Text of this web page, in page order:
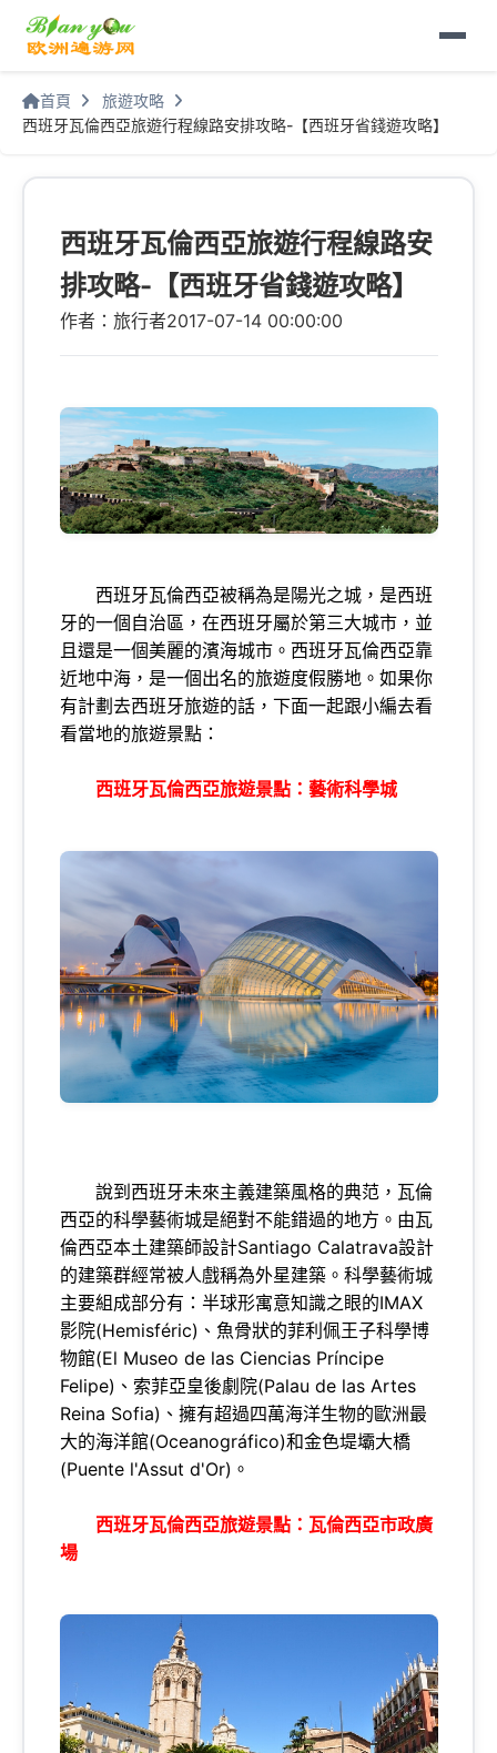
首頁
旅遊攻略
西班牙瓦倫西亞旅遊行程線路安排攻略-【西班牙省錢遊攻略】
西班牙瓦倫西亞旅遊行程線路安
排攻略-【西班牙省錢遊攻略】
作者：旅行者2017-07-14 00:00:00
西班牙瓦倫西亞被稱為是陽光之城，是西班
牙的一個自治區，在西班牙屬於第三大城市，並
且還是一個美麗的濱海城市。西班牙瓦倫西亞靠
近地中海，是一個出名的旅遊度假勝地。如果你
有計劃去西班牙旅遊的話，下面一起跟小編去看
看當地的旅遊景點：
西班牙瓦倫西亞旅遊景點：藝術科學城
說到西班牙未來主義建築風格的典范，瓦倫
西亞的科學藝術城是絕對不能錯過的地方。由瓦
倫西亞本土建築師設計Santiago Calatrava設計
的建築群經常被人戲稱為外星建築。科學藝術城
主要組成部分有：半球形寓意知識之眼的IMAX
影院(Hemisféric)、魚骨狀的菲利佩王子科學博
物館(El Museo de las Ciencias Príncipe
Felipe)、索菲亞皇後劇院(Palau de las Artes
Reina Sofia)、擁有超過四萬海洋生物的歐洲最
大的海洋館(Oceanográfico)和金色堤壩大橋
(Puente l'Assut d'Or)。
西班牙瓦倫西亞旅遊景點：瓦倫西亞市政廣
場